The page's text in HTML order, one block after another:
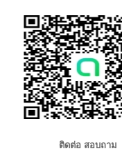
ติดต่อ สอบถาม